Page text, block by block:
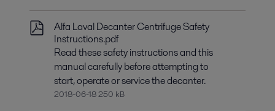
Alfa Laval Decanter Centrifuge Safety
Instructions.pdf
Read these safety instructions and this
manual carefully before attempting to
start, operate or service the decanter.
2018-06-18 250 kB